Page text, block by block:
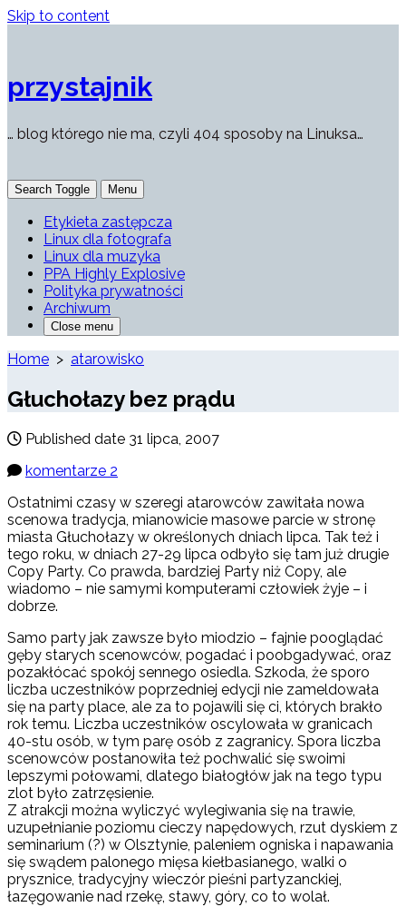
Skip to content
przystajnik
… blog którego nie ma, czyli 404 sposoby na Linuksa…
Search Toggle Menu
Etykieta zastępcza
Linux dla fotografa
Linux dla muzyka
PPA Highly Explosive
Polityka prywatności
Archiwum
Close menu
Home > atarowisko
Głuchołazy bez prądu
Published date 31 lipca, 2007
komentarze 2
Ostatnimi czasy w szeregi atarowców zawitała nowa
scenowa tradycja, mianowicie masowe parcie w stronę
miasta Głuchołazy w określonych dniach lipca. Tak też i
tego roku, w dniach 27-29 lipca odbyło się tam już drugie
Copy Party. Co prawda, bardziej Party niż Copy, ale
wiadomo – nie samymi komputerami człowiek żyje – i
dobrze.
Samo party jak zawsze było miodzio – fajnie pooglądać
gęby starych scenowców, pogadać i poobgadywać, oraz
pozakłócać spokój sennego osiedla. Szkoda, że sporo
liczba uczestników poprzedniej edycji nie zameldowała
się na party place, ale za to pojawili się ci, których brakło
rok temu. Liczba uczestników oscylowała w granicach
40-stu osób, w tym parę osób z zagranicy. Spora liczba
scenowców postanowiła też pochwalić się swoimi
lepszymi połowami, dlatego białogłów jak na tego typu
zlot było zatrzęsienie.
Z atrakcji można wyliczyć wylegiwania się na trawie,
uzupełnianie poziomu cieczy napędowych, rzut dyskiem z
seminarium (?) w Olsztynie, paleniem ogniska i napawania
się swądem palonego mięsa kiełbasianego, walki o
prysznice, tradycyjny wieczór pieśni partyzanckiej,
łazęgowanie nad rzekę, stawy, góry, co to wolał.